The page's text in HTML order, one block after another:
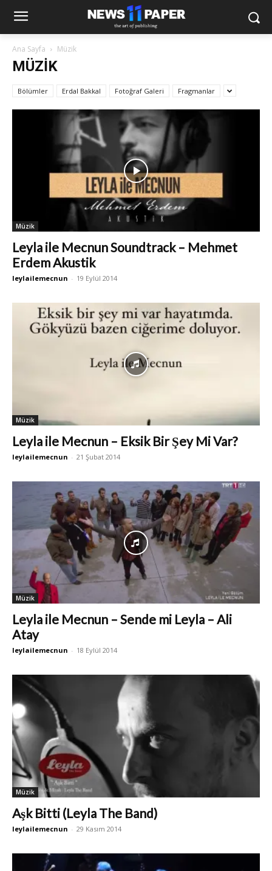
Ana Sayfa Müzik
MÜZIK
Bölümler Erdal Bakkal Fotoğraf Galeri Fragmanlar
Müzik
Leyla ile Mecnun Soundtrack – Mehmet
Erdem Akustik
leylailemecnun - 19 Eylül 2014
Müzik
Leyla ile Mecnun – Eksik Bir Şey Mi Var?
leylailemecnun - 21 Şubat 2014
Müzik
Leyla ile Mecnun – Sende mi Leyla – Ali
Atay
leylailemecnun - 18 Eylül 2014
Müzik
Aşk Bitti (Leyla The Band)
leylailemecnun - 29 Kasım 2014